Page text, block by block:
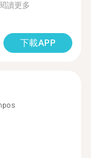
讀更多
下載APP